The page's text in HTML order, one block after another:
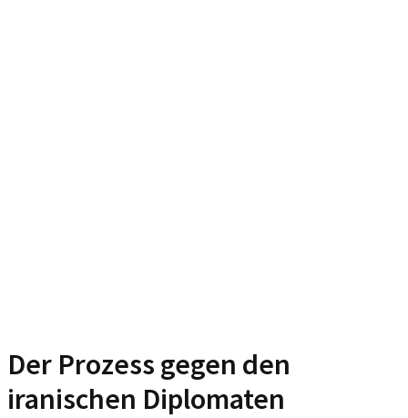
Der Prozess gegen den
iranischen Diplomaten